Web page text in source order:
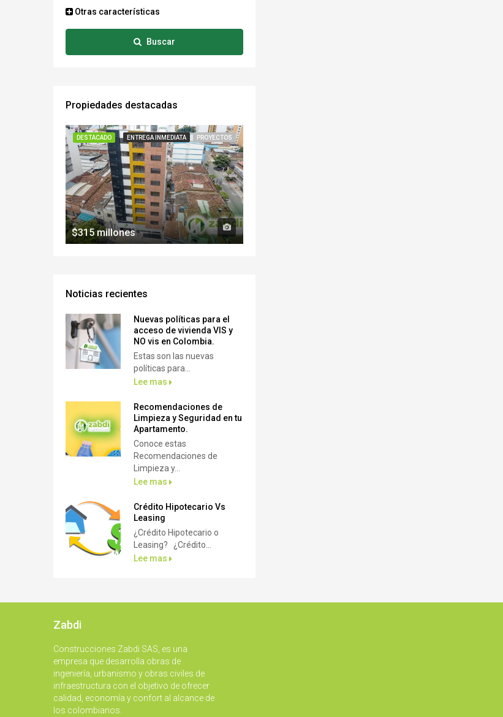
Otras características
Buscar
Propiedades destacadas
DESTACADO ENTREGA INMEDIATA PROYECTOS
$315 millones
Noticias recientes
Nuevas políticas para el
acceso de vivienda VIS y
NO vis en Colombia.
Estas son las nuevas
políticas para...
Lee mas
Recomendaciones de
Limpieza y Seguridad en tu
Apartamento.
Conoce estas
Recomendaciones de
Limpieza y...
Lee mas
Crédito Hipotecario Vs
Leasing
¿Crédito Hipotecario o
Leasing? ¿Crédito...
Lee mas
Zabdi
Construcciones Zabdi SAS, es una
empresa que desarrolla obras de
ingeniería, urbanismo y obras civiles de
infraestructura con el objetivo de ofrecer
calidad, economía y confort al alcance de
los colombianos.